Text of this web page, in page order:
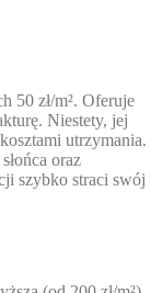
50 zł/m². Oferuje
Niestety, jej
utrzymania.
oraz
szybko straci swój